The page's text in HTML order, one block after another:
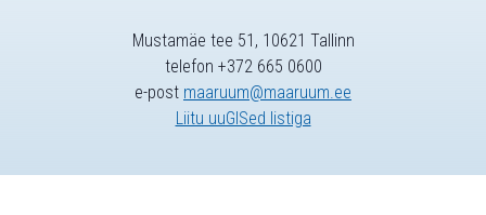
Mustamäe tee 51, 10621 Tallinn
telefon +372 665 0600
e-post maaruum@maaruum.ee
Liitu uuGISed listiga